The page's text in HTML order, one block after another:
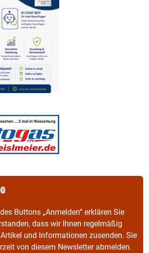
Buttons „Anmelden“ erklären Sie
dass wir Ihnen regelmäßig
und Informationen zusenden. Sie
von diesem Newsletter abmelden.